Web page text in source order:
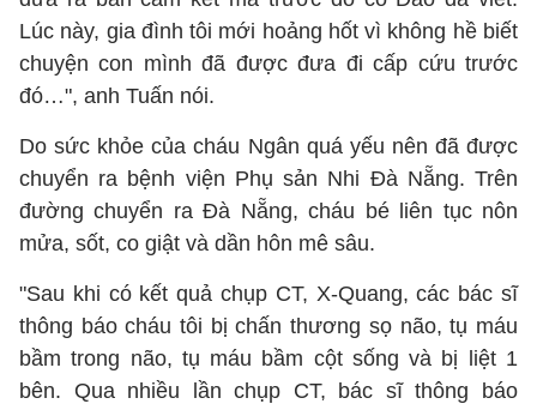
Lúc này, gia đình tôi mới hoảng hốt vì không hề biết
chuyện con mình đã được đưa đi cấp cứu trước
đó…", anh Tuấn nói.
Do sức khỏe của cháu Ngân quá yếu nên đã được
chuyển ra bệnh viện Phụ sản Nhi Đà Nẵng. Trên
đường chuyển ra Đà Nẵng, cháu bé liên tục nôn
mửa, sốt, co giật và dần hôn mê sâu.
"Sau khi có kết quả chụp CT, X-Quang, các bác sĩ
thông báo cháu tôi bị chấn thương sọ não, tụ máu
bầm trong não, tụ máu bầm cột sống và bị liệt 1
bên. Qua nhiều lần chụp CT, bác sĩ thông báo